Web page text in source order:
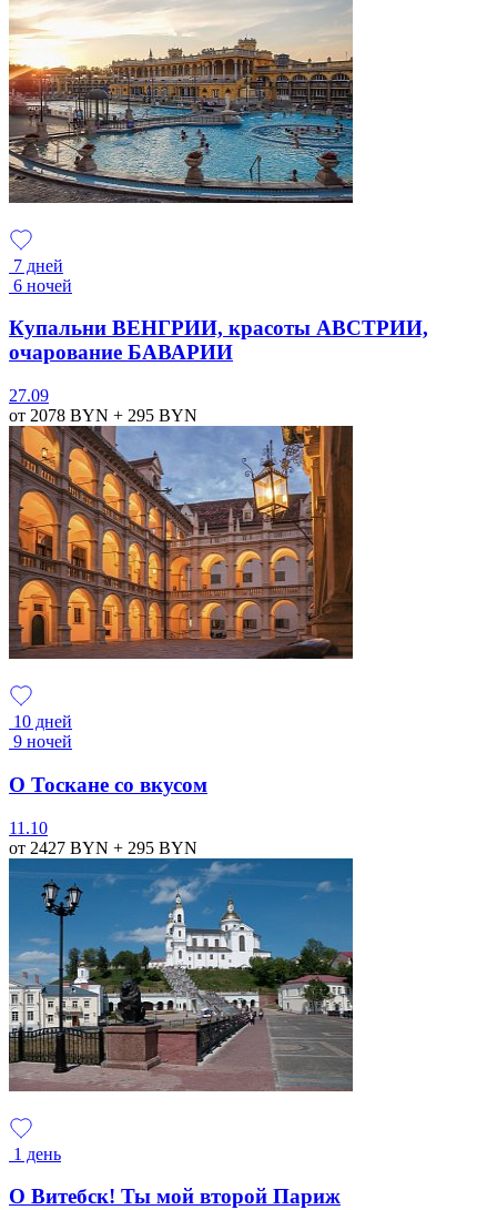
7 дней
6 ночей
Купальни ВЕНГРИИ, красоты АВСТРИИ,
очарование БАВАРИИ
27.09
от 2078 BYN + 295 BYN
10 дней
9 ночей
О Тоскане со вкусом
11.10
от 2427 BYN + 295 BYN
1 день
О Витебск! Ты мой второй Париж